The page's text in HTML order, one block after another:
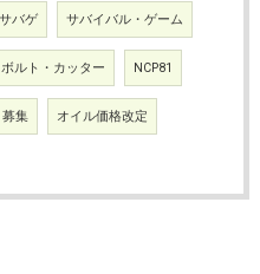
サバゲ サバイバル・ゲーム
ボルト・カッター NCP81
募集 オイル価格改定